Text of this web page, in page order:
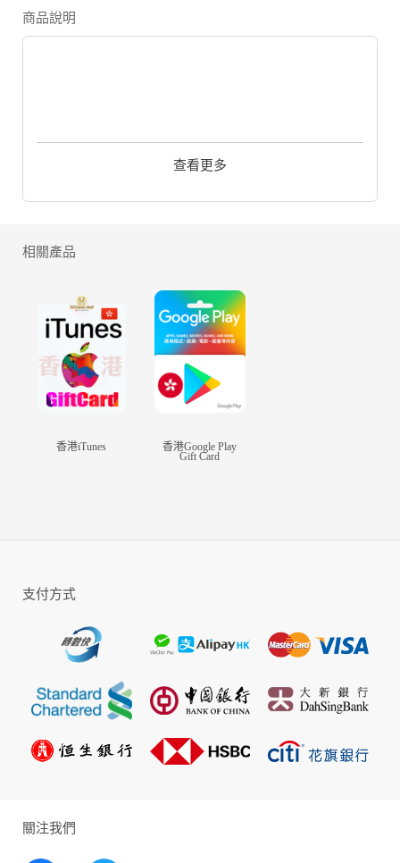
商品說明
【遊戲特色】
【正版授權，原著劇情經典再現】
告別門派限制，創新的自由武學體系，百家武學
任你選擇，多線路成長攻防自如。技能自由搭
配，武器隨心切換，不同戰鬥場景解鎖百變戰鬥
策略
【輕功戰鬥，閃轉騰挪改變戰局】
打破戰鬥的空間限制，專屬輕功戰鬥技能，騰挪
作狂人，瞬間改變戰局！
沈浸式劇情體驗，探索原著之外海量的隱藏故
事，開放式多重結局，不懼心意難平的虐心體
【百變造型，行走江湖千人千面】
超高自由度捏臉系統，定制專屬你的江湖形象，
百變穿搭，自由染色，古今時尚元素碰撞，多種
腦洞坐騎任你挑選，餘年江湖潮流風尚由你來引
查看更多
相關產品
香港iTunes 香港Google Play
Gift Card
支付方式
關注我們